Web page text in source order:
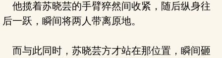
他揽着苏晓芸的手臂猝然间收紧，随后纵身往
后一跃，瞬间将两人带离原地。
而与此同时，苏晓芸方才站在那位置，瞬间砸